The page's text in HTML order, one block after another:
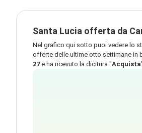
Santa Lucia offerta da
Nel grafico qui sotto puoi vedere lo
offerte delle ultime otto settimane in
27e ha ricevuto la dicitura "Acquista